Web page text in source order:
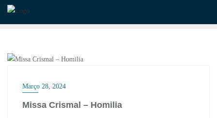
Skip
Março 28, 2024
Missa Crismal – Homilia